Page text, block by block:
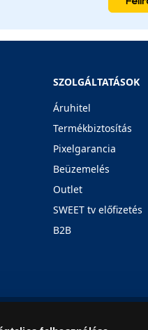
SZOLGÁLTATÁSOK
Áruhitel
Termékbiztosítás
Pixelgarancia
Beüzemelés
Outlet
SWEET tv előfizetés
B2B